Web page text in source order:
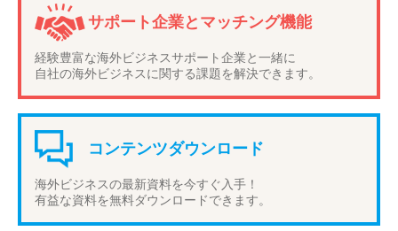
サポート企業とマッチング機能
経験豊富な海外ビジネスサポート企業と一緒に
自社の海外ビジネスに関する課題を解決できます。
コンテンツダウンロード
海外ビジネスの最新資料を今すぐ入手！
有益な資料を無料ダウンロードできます。